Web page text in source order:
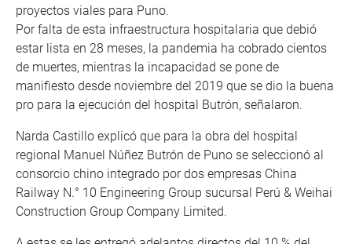
proyectos viales para Puno.
Por falta de esta infraestructura hospitalaria que debió
estar lista en 28 meses, la pandemia ha cobrado cientos
de muertes, mientras la incapacidad se pone de
manifiesto desde noviembre del 2019 que se dio la buena
pro para la ejecución del hospital Butrón, señalaron.
Narda Castillo explicó que para la obra del hospital
regional Manuel Núñez Butrón de Puno se seleccionó al
consorcio chino integrado por dos empresas China
Railway N.° 10 Engineering Group sucursal Perú & Weihai
Construction Group Company Limited.